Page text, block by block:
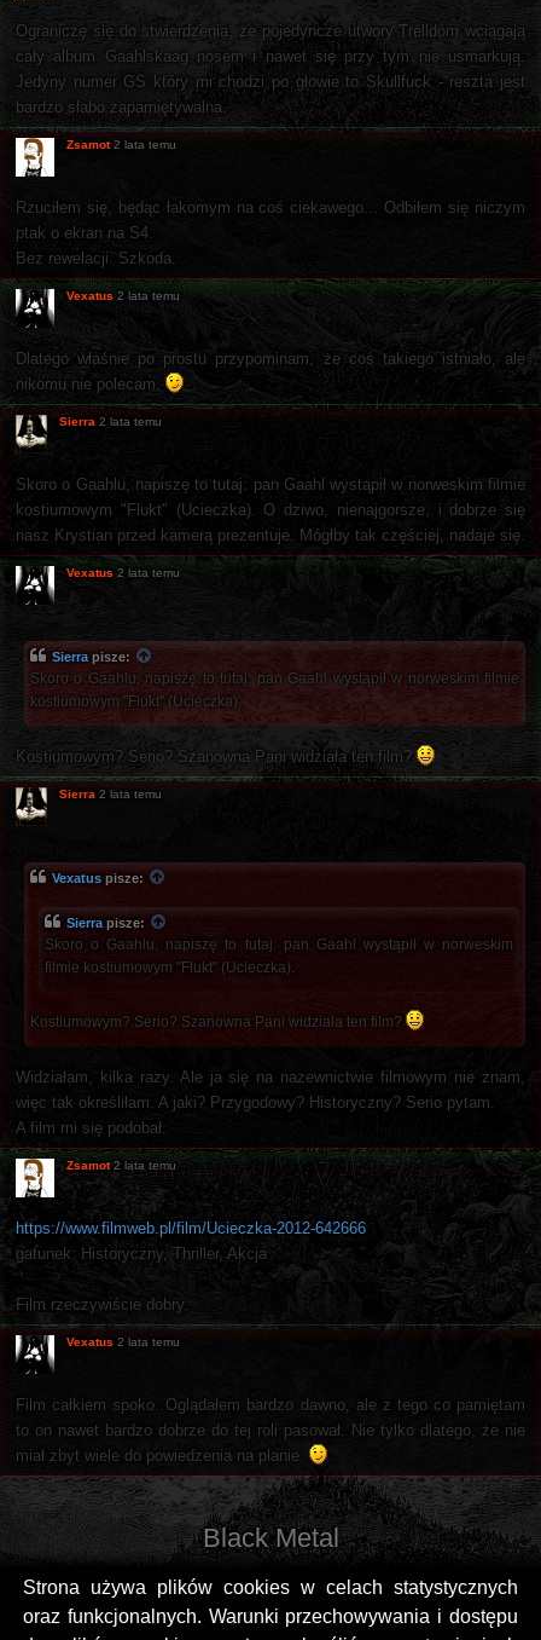
Strona używa plików cookies w celach statystycznych
oraz funkcjonalnych. Warunki przechowywania i dostępu
Ograniczę się do stwierdzenia, że pojedyncze utwory Trelldom wciągają
cały album Gaahlskaag nosem i nawet się przy tym nie usmarkują.
Jedyny numer GS który mi chodzi po głowie to Skullfuck - reszta jest
bardzo słabo zapamiętywalna.
Zsamot 2 lata temu
Rzuciłem się, będąc łakomym na coś ciekawego... Odbiłem się niczym
ptak o ekran na S4.
Bez rewelacji. Szkoda.
Vexatus 2 lata temu
Dlatego właśnie po prostu przypominam, że coś takiego istniało, ale
nikomu nie polecam.
Sierra 2 lata temu
Skoro o Gaahlu, napiszę to tutaj: pan Gaahl wystąpił w norweskim filmie
kostiumowym "Flukt" (Ucieczka). O dziwo, nienajgorsze, i dobrze się
nasz Krystian przed kamerą prezentuje. Mógłby tak częściej, nadaje się.
Vexatus 2 lata temu
Sierrapisze:
Skoro o Gaahlu, napiszę to tutaj: pan Gaahl wystąpił w norweskim filmie
kostiumowym "Flukt" (Ucieczka).
Kostiumowym? Serio? Szanowna Pani widziała ten film?
Sierra 2 lata temu
Vexatus pisze:
Sierrapisze:
Skoro o Gaahlu, napiszę to tutaj: pan Gaahl wystąpił w norweskim
filmie kostiumowym "Flukt" (Ucieczka).
Kostiumowym? Serio? Szanowna Pani widziała ten film?
Widziałam, kilka razy. Ale ja się na nazewnictwie filmowym nie znam,
więc tak określiłam. A jaki? Przygodowy? Historyczny? Serio pytam.
A film mi się podobał.
Zsamot 2 lata temu
https://www.filmweb.pl/film/Ucieczka-2012-642666
gatunek: Historyczny, Thriller, Akcja
Film rzeczywiście dobry.
Vexatus 2 lata temu
Film całkiem spoko. Oglądałem bardzo dawno, ale z tego co pamiętam
to on nawet bardzo dobrze do tej roli pasował. Nie tylko dlatego, że nie
miał zbyt wiele do powiedzenia na planie.
Black Metal